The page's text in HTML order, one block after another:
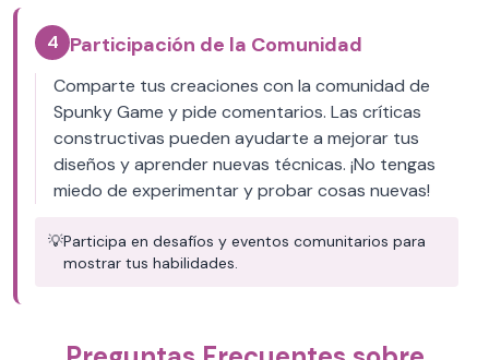
4 Participación de la Comunidad
Comparte tus creaciones con la comunidad de
Spunky Game y pide comentarios. Las críticas
constructivas pueden ayudarte a mejorar tus
diseños y aprender nuevas técnicas. ¡No tengas
miedo de experimentar y probar cosas nuevas!
💡Participa en desafíos y eventos comunitarios para
mostrar tus habilidades.